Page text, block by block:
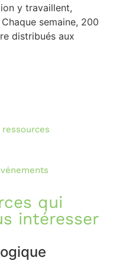
y travaillent,
semaine, 200
distribués aux
qui
intéresser